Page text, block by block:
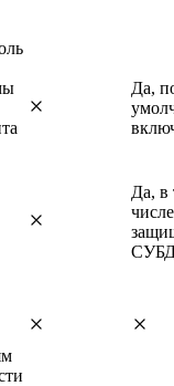
Да,
Да, в